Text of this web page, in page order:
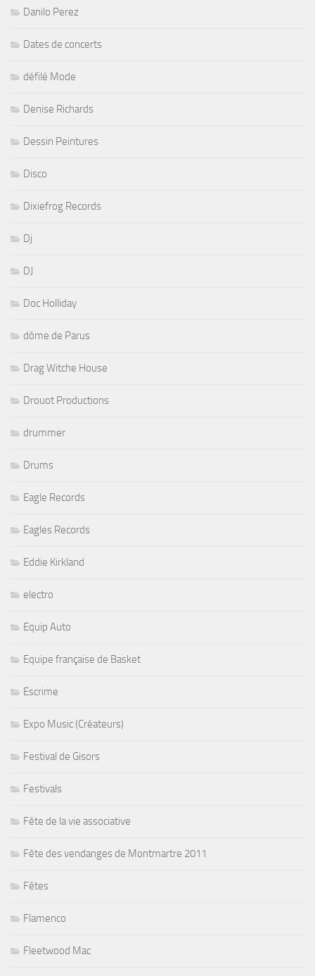
Danilo Perez
Dates de concerts
défilé Mode
Denise Richards
Dessin Peintures
Disco
Dixiefrog Records
Dj
DJ
Doc Holliday
dôme de Parus
Drag Witche House
Drouot Productions
drummer
Drums
Eagle Records
Eagles Records
Eddie Kirkland
electro
Equip Auto
Equipe française de Basket
Escrime
Expo Music (Créateurs)
Festival de Gisors
Festivals
Fête de la vie associative
Fête des vendanges de Montmartre 2011
Fêtes
Flamenco
Fleetwood Mac